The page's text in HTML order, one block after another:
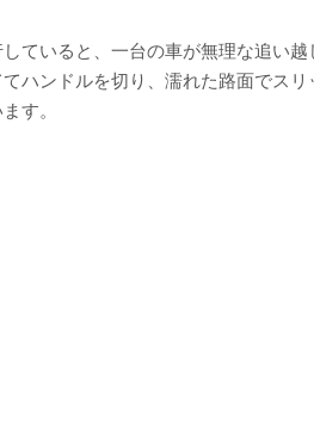
ていると、一台の車が無理な追い越
ハンドルを切り、濡れた路面でス
す。